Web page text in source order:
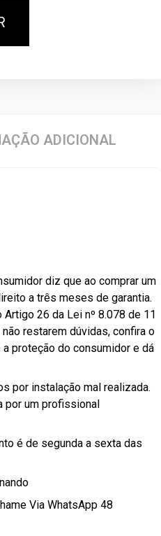
ADICIONAL
diz que ao comprar um
a três meses de garantia.
26 da Lei nº 8.078 de 11
restarem dúvidas, confira o
proteção do consumidor e dá
por instalação mal realizada.
por um profissional
é de segunda a sexta das
Via WhatsApp 48